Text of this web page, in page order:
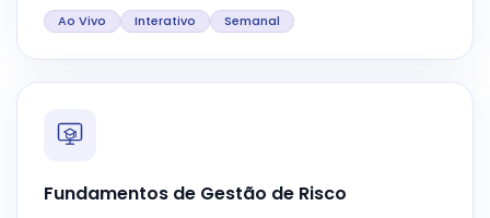
Ao Vivo Interativo Semanal
Fundamentos de Gestão de Risco